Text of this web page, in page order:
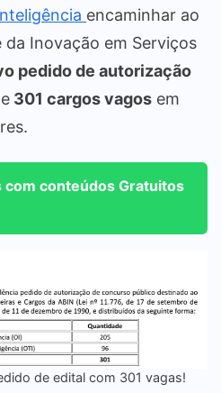
encaminhar ao
Inovação em Serviços
pedido de autorização
301 cargos vagos em
com conteúdos Gratuitos
de edital com 301 vagas!